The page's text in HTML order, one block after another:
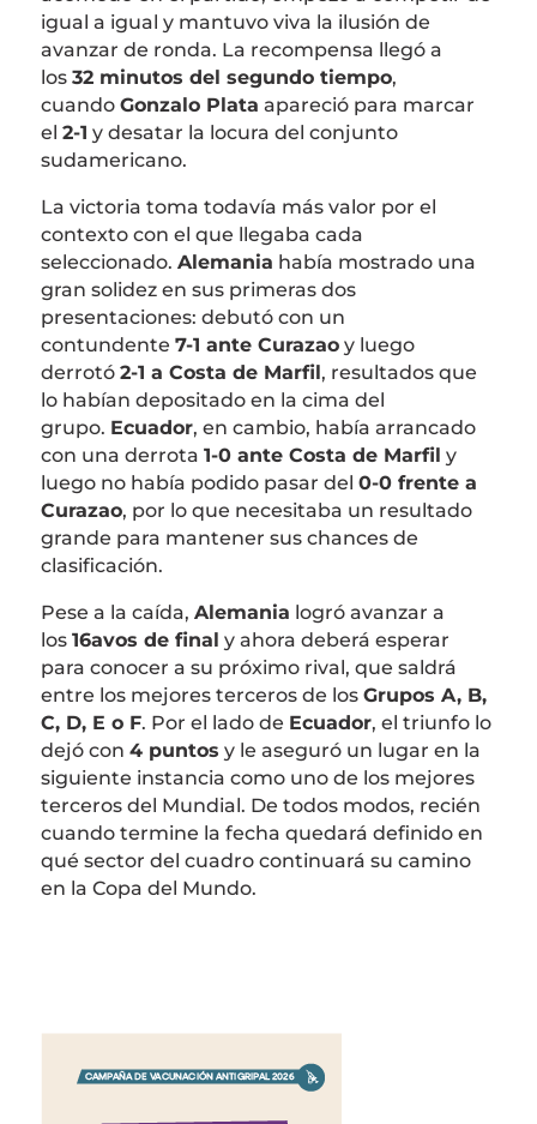
igual a igual y mantuvo viva la ilusión de
avanzar de ronda. La recompensa llegó a
los 32 minutos del segundo tiempo,
cuando Gonzalo Plata apareció para marcar
el 2-1 y desatar la locura del conjunto
sudamericano.
La victoria toma todavía más valor por el
contexto con el que llegaba cada
seleccionado. Alemania había mostrado una
gran solidez en sus primeras dos
presentaciones: debutó con un
contundente 7-1 ante Curazaoy luego
derrotó 2-1 a Costa de Marfil, resultados que
lo habían depositado en la cima del
grupo. Ecuador, en cambio, había arrancado
con una derrota 1-0 ante Costa de Marfil y
luego no había podido pasar del 0-0 frente a
Curazao, por lo que necesitaba un resultado
grande para mantener sus chances de
clasificación.
Pese a la caída, Alemania logró avanzar a
los 16avos de final y ahora deberá esperar
para conocer a su próximo rival, que saldrá
entre los mejores terceros de los Grupos A, B,
C, D, E o F. Por el lado de Ecuador, el triunfo lo
dejó con 4 puntos y le aseguró un lugar en la
siguiente instancia como uno de los mejores
terceros del Mundial. De todos modos, recién
cuando termine la fecha quedará definido en
qué sector del cuadro continuará su camino
en la Copa del Mundo.